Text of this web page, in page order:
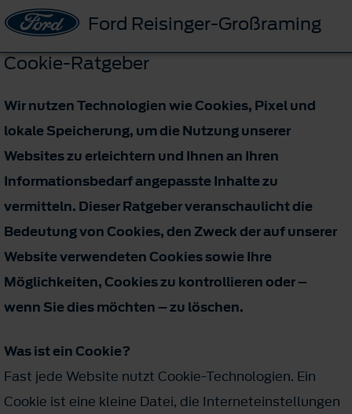
Ford Reisinger-Großraming
Cookie-Ratgeber
Wir nutzen Technologien wie Cookies, Pixel und
lokale Speicherung, um die Nutzung unserer
Websites zu erleichtern und Ihnen an Ihren
Informationsbedarf angepasste Inhalte zu
vermitteln. Dieser Ratgeber veranschaulicht die
Bedeutung von Cookies, den Zweck der auf unserer
Website verwendeten Cookies sowie Ihre
Möglichkeiten, Cookies zu kontrollieren oder –
wenn Sie dies möchten – zu löschen.
Was ist ein Cookie?
Fast jede Website nutzt Cookie-Technologien. Ein
Cookie ist eine kleine Datei, die Interneteinstellungen